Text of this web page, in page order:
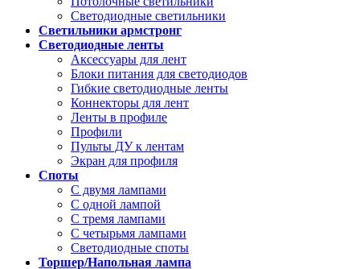
Светодиодные светильники
Светильники армстронг
Светодиодные ленты
Аксессуары для лент
Блоки питания для светодиодов
Гибкие светодиодные ленты
Коннекторы для лент
Ленты в профиле
Профили
Пульты ДУ к лентам
Экран для профиля
Споты
С двумя лампами
С одной лампой
С тремя лампами
С четырьмя лампами
Светодиодные споты
Торшер/Напольная лампа